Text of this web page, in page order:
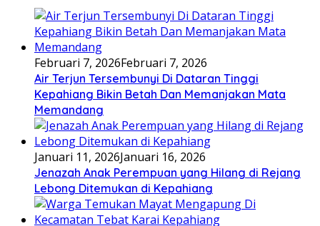
Februari 7, 2026Februari 7, 2026
Air Terjun Tersembunyi Di Dataran Tinggi
Kepahiang Bikin Betah Dan Memanjakan Mata
Memandang
Januari 11, 2026Januari 16, 2026
Jenazah Anak Perempuan yang Hilang di Rejang
Lebong Ditemukan di Kepahiang